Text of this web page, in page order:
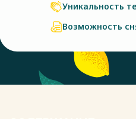
Уникальность
Возможность